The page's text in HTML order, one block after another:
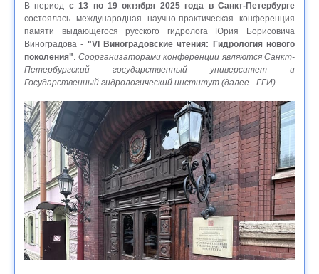
В период с 13 по 19 октября 2025 года в Санкт-Петербурге
состоялась международная научно-практическая конференция
памяти выдающегося русского гидролога Юрия Борисовича
Виноградова - "VI Виноградовские чтения: Гидрология нового
поколения" Соорганизаторами конференции являются Санкт-
Петербургский государственный университет и
Государственный гидрологический институт (далее - ГГИ).